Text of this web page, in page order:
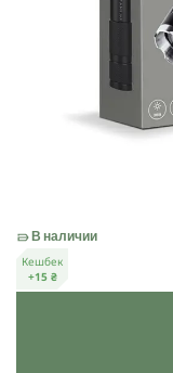
В наличии
Кешбек
+15 ₴